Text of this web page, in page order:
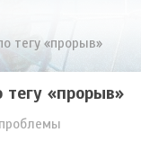
тегу «прорыв»
тегу «прорыв»